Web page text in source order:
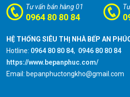
Tư vấn bán hàng 01
0964 80 80 84
HỆ THỐNG SIÊU THỊ NHÀ BẾP AN
Hotline: 0964 80 80 84, 0946 80 80 84
https://www.bepanphuc.com/
Email: bepanphuctongkho@gmail.com